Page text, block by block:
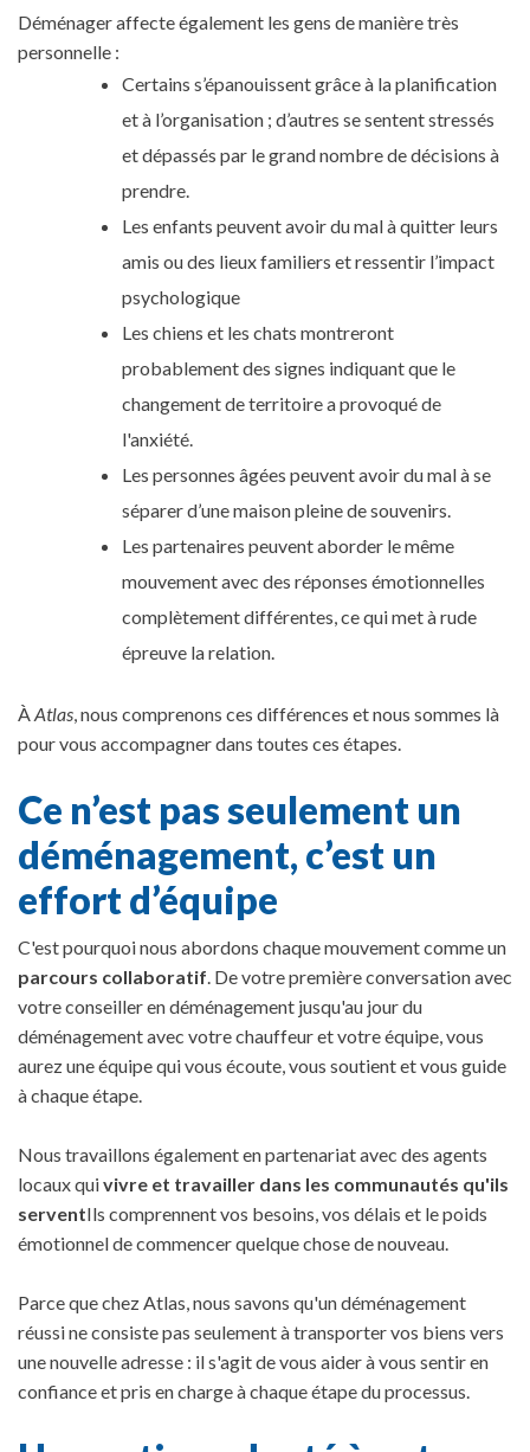
Déménager affecte également les gens de manière très
personnelle :
Certains s’épanouissent grâce à la planification
et à l’organisation ; d’autres se sentent stressés
et dépassés par le grand nombre de décisions à
prendre.
Les enfants peuvent avoir du mal à quitter leurs
amis ou des lieux familiers et ressentir l’impact
psychologique
Les chiens et les chats montreront
probablement des signes indiquant que le
changement de territoire a provoqué de
l'anxiété.
Les personnes âgées peuvent avoir du mal à se
séparer d’une maison pleine de souvenirs.
Les partenaires peuvent aborder le même
mouvement avec des réponses émotionnelles
complètement différentes, ce qui met à rude
épreuve la relation.
ÀAtlas, nous comprenons ces différences et nous sommes là
pour vous accompagner dans toutes ces étapes.
Ce n’est pas seulement un
déménagement, c’est un
effort d’équipe
C'est pourquoi nous abordons chaque mouvement comme un
parcours collaboratif. De votre première conversation avec
votre conseiller en déménagement jusqu'au jour du
déménagement avec votre chauffeur et votre équipe, vous
aurez une équipe qui vous écoute, vous soutient et vous guide
à chaque étape.
Nous travaillons également en partenariat avec des agents
locaux quivivre et travailler dans les communautés qu'ils
serventIls comprennent vos besoins, vos délais et le poids
émotionnel de commencer quelque chose de nouveau.
Parce que chez Atlas, nous savons qu'un déménagement
réussi ne consiste pas seulement à transporter vos biens vers
une nouvelle adresse : il s'agit de vous aider à vous sentir en
confiance et pris en charge à chaque étape du processus.